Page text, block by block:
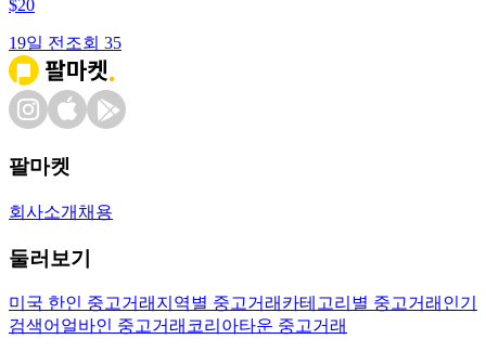
$20
19일 전 조회 35
팔마켓
회사소개 채용
둘러보기
미국 한인 중고거래 지역별 중고거래 카테고리별 중고거래 인기
검색어 얼바인 중고거래 코리아타운 중고거래